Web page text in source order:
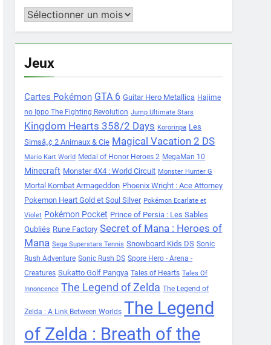
Archives
Jeux
Cartes Pokémon GTA 6 Guitar Hero Metallica Hajime
no Ippo The Fighting Revolution Jump Ultimate Stars
Kingdom Hearts 358/2 Days Kororinpa Les
Simsâ„¢ 2 Animaux & Cie Magical Vacation 2 DS
Mario Kart World Medal of Honor Heroes 2 MegaMan 10
Minecraft Monster 4X4 : World Circuit Monster Hunter G
Mortal Kombat Armageddon Phoenix Wright : Ace Attorney
Pokemon Heart Gold et Soul Silver Pokémon Ecarlate et
Violet Pokémon Pocket Prince of Persia : Les Sables
Oubliés Rune Factory Secret of Mana : Heroes of
Mana Sega Superstars Tennis Snowboard Kids DS Sonic
Rush Adventure Sonic Rush DS Spore Hero - Arena -
Creatures Sukatto Golf Pangya Tales of Hearts Tales Of
Innoncence The Legend of Zelda The Legend of
Zelda : A Link Between Worlds The Legend
of Zelda : Breath of the